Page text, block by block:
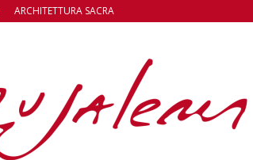
ARCHITETTURA SACRA